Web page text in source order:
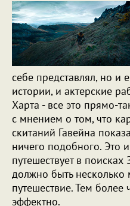
себе представлял, но и
истории, и актерские
Харта - все это прямо-
с мнением о том, что
скитаний Гавейна
ничего подобного. Это
путешествует в
должно быть
путешествие. Тем более
эффектно.